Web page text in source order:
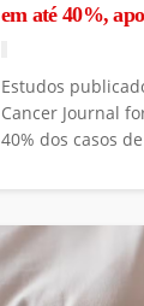
em até 40%,
Estudos
Cancer Journal
40% dos casos